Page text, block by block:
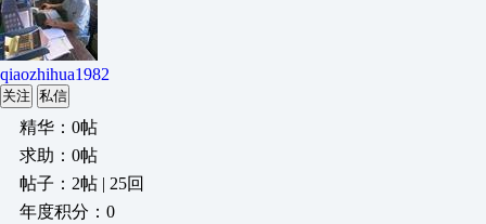
qiaozhihua1982
关注 私信
精华：0帖
求助：0帖
帖子：2帖 | 25回
年度积分：0